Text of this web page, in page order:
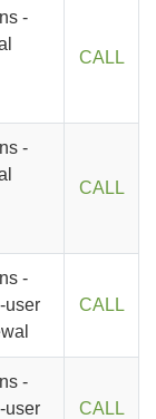
-
CALL
-
CALL
-
user
CALL
-
user
CALL